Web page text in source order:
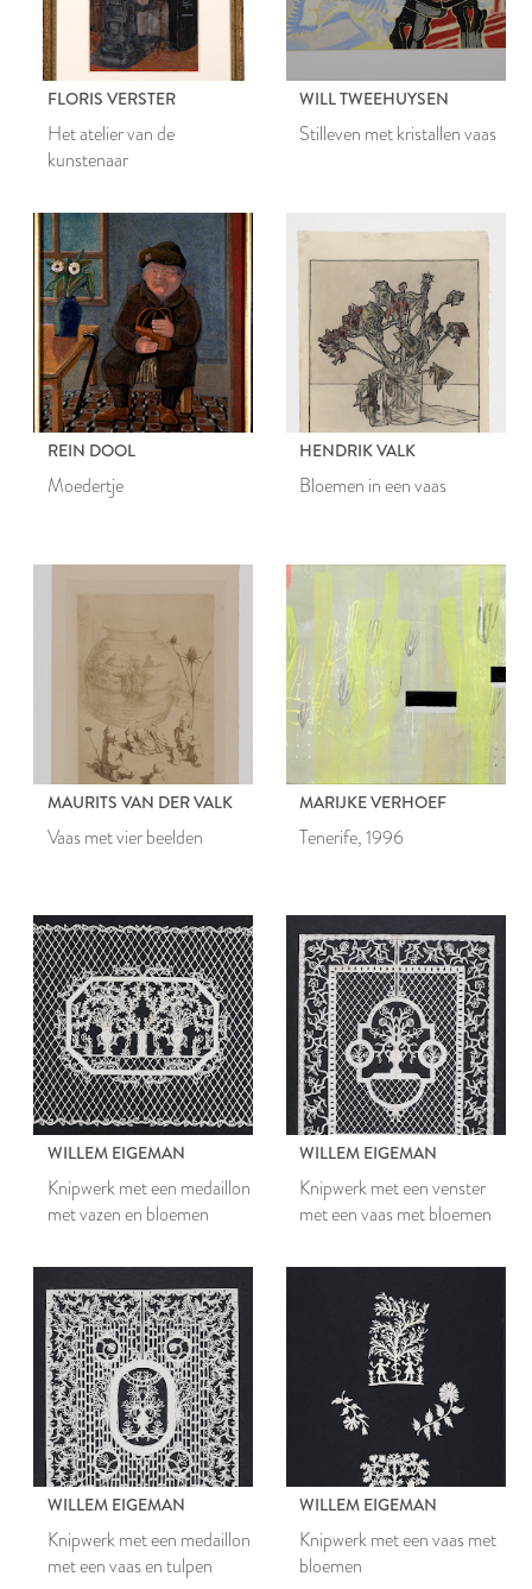
FLORIS VERSTER
Het atelier van de
kunstenaar
WILL TWEEHUYSEN
Stilleven met kristallen vaas
REIN DOOL
Moedertje
HENDRIK VALK
Bloemen in een vaas
MAURITS VAN DER VALK
Vaas met vier beelden
MARIJKE VERHOEF
Tenerife, 1996
WILLEM EIGEMAN
Knipwerk met een medaillon
met vazen en bloemen
WILLEM EIGEMAN
Knipwerk met een venster
met een vaas met bloemen
WILLEM EIGEMAN
Knipwerk met een medaillon
met een vaas en tulpen
WILLEM EIGEMAN
Knipwerk met een vaas met
bloemen